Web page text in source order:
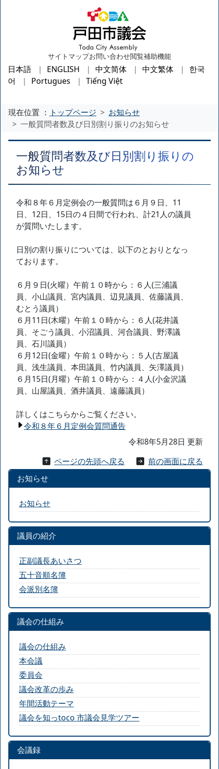
サイトマップお問い合わせ閲覧補助機能
日本語 ENGLISH 中文简体 中文繁体
한국
어
Portugues Tiếng Việt
現在位置 ： トップページ
お知らせ
一般質問者数及び日別割り振りのお知らせ
一般質問者数及び日別割り振りの
お知らせ
令和８年６月定例会の一般質問は６月９日、11
日、12日、15日の４日間で行われ、計21人の議員
が質問いたします。
日別の割り振りについては、以下のとおりとなっ
ております。
６月９日(火曜）午前１０時から：６人(三浦議
員、小山議員、宮内議員、辺見議員、佐藤議員、
むとう議員）
６月11日(木曜）午前１０時から：６人(花井議
員、そごう議員、小沼議員、河合議員、野澤議
員、石川議員）
６月12日(金曜）午前１０時から：５人(古屋議
員、浅生議員、本田議員、竹内議員、矢澤議員）
６月15日(月曜）午前１０時から：４人(小金沢議
員、山屋議員、酒井議員、遠藤議員）
詳しくはこちらからご覧ください。
令和８年６月定例会質問通告
令和8年5月28日 更新
ページの先頭へ戻る
前の画面に戻る
お知らせ
お知らせ
議員の紹介
正副議長あいさつ
五十音順名簿
会派別名簿
議会の仕組み
議会の仕組み
本会議
委員会
議会改革の歩み
年間活動テーマ
議会を知っtoco 市議会見学ツアー
会議録